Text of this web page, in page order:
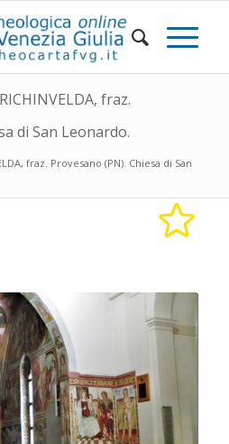
fraz.
di San Leonardo.
fraz. Provesano (PN). Chiesa di San